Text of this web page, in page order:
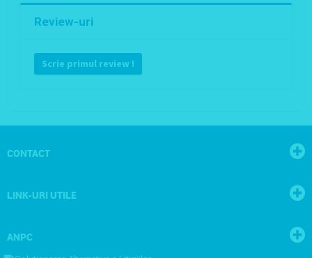
Review-uri
Scrie primul review !
CONTACT
LINK-URI UTILE
ANPC